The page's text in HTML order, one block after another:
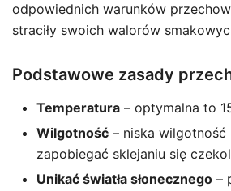
odpowiednich warunków
straciły swoich walorów
Podstawowe zasady
Temperatura – optymalna to
Wilgotność – niska
zapobiegać sklejaniu się
Unikać światła słonecznego –